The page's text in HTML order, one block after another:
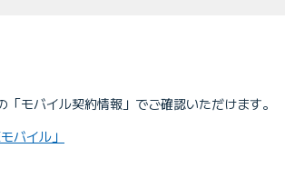
モバイル契約情報」でご確認いただけます。
バイル」